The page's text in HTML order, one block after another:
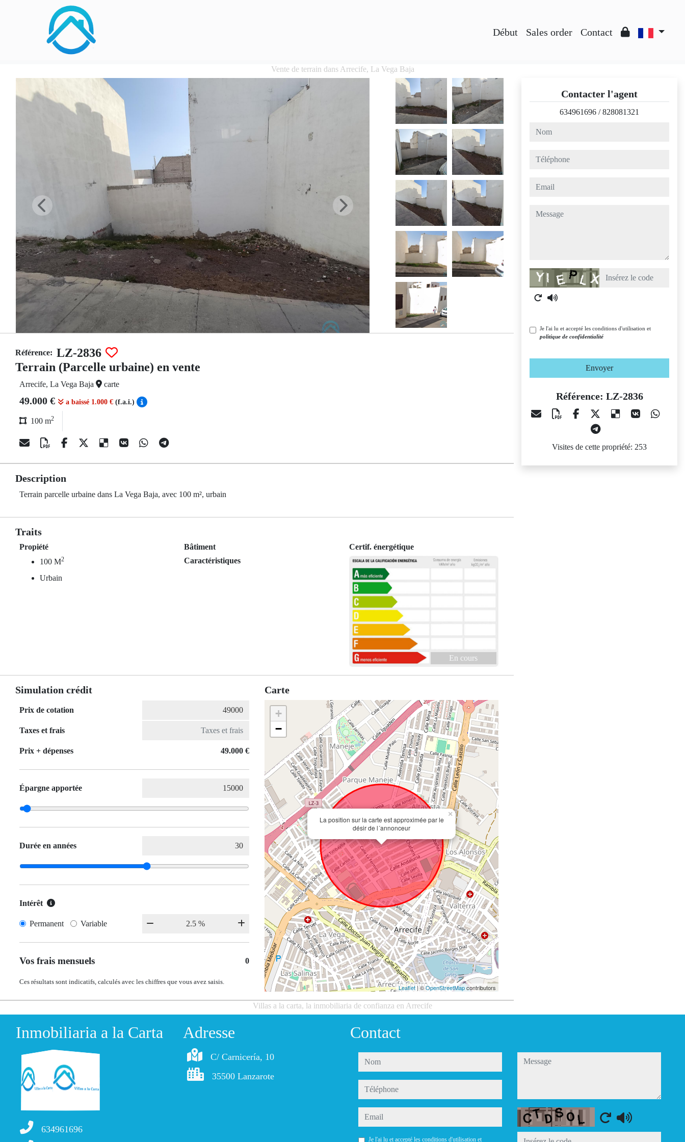
Début Sales order Contact
Vente de terrain dans Arrecife, La Vega Baja
Référence: LZ-2836
Terrain (Parcelle urbaine) en vente
Arrecife, La Vega Baja carte
49.000 € a baissé 1.000 € (f.a.i.)
100 m2
Description
Terrain parcelle urbaine dans La Vega Baja, avec 100 m², urbain
Traits
Propiété
100 M2
Urbain
Bâtiment
Caractéristiques
Certif. énergétique
En cours
Simulation crédit
Prix de cotation
Taxes et frais
Prix ​​+ dépenses 49.000 €
Épargne apportée
Durée en années
Intérêt
Permanent Variable
Vos frais mensuels 0
Ces résultats sont indicatifs, calculés avec les chiffres que vous avez saisis.
Carte
La position sur la carte est approximée par le
désir de l´annonceur
×
+
−
Leaflet| ©OpenStreetMapcontributors
Contacter l'agent
634961696 /828081321
nom
téléphone
email
message
Captcha
Je l'ai lu et accepté les conditions d'utilisation et
politique de confidentialité
Envoyer
Référence: LZ-2836
Visites de cette propriété: 253
Villas a la carta, la inmobiliaria de confianza en Arrecife
Inmobiliaria a la Carta
634961696
Adresse
C/ Carnicería, 10
35500 Lanzarote
Contact
nom
téléphone
email
Je l'ai lu et accepté les conditions d'utilisation et
message
Captcha